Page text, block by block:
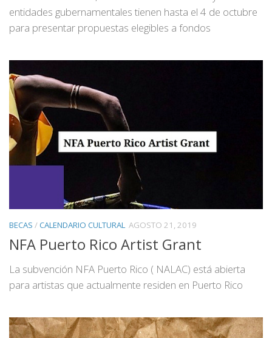
entidades gubernamentales tienen hasta el 4 de octubre
para presentar propuestas elegibles a fondos
BECAS /CALENDARIO CULTURAL AGOSTO 21, 2019
NFA Puerto Rico Artist Grant
La subvención NFA Puerto Rico ( NALAC) está abierta
para artistas que actualmente residen en Puerto Rico